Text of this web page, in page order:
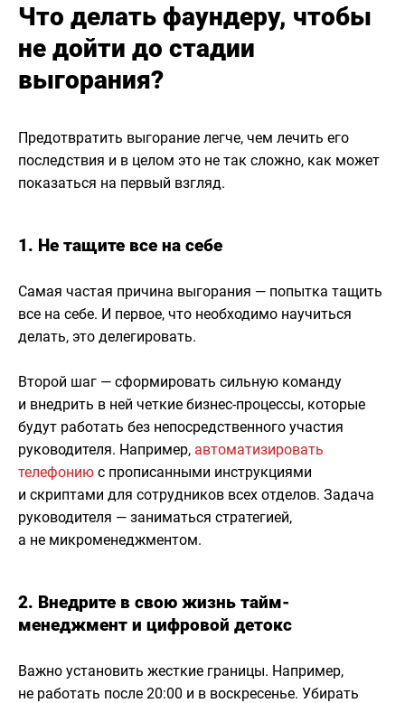
Что делать фаундеру, чтобы
не дойти до стадии
выгорания?
Предотвратить выгорание легче, чем лечить его
последствия и в целом это не так сложно, как может
показаться на первый взгляд.
1. Не тащите все на себе
Самая частая причина выгорания — попытка тащить
все на себе. И первое, что необходимо научиться
делать, это делегировать.
Второй шаг — сформировать сильную команду
и внедрить в ней четкие бизнес-процессы, которые
будут работать без непосредственного участия
руководителя. Например, автоматизировать
телефонию с прописанными инструкциями
и скриптами для сотрудников всех отделов. Задача
руководителя — заниматься стратегией,
а не микроменеджментом.
2. Внедрите в свою жизнь тайм-
менеджмент и цифровой детокс
Важно установить жесткие границы. Например,
не работать после 20:00 и в воскресенье. Убирать